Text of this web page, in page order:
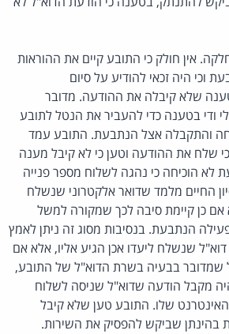
אין חולק כי התובע קיים את ההוראות
וכי היה זכאי להודיע על סיום
שלא קיבלה את ההודעה. מדובר
ודי בטענה כדי להעביר את הנטל לתובע
והתקבלה אצל הנתבעת. התובע עמד
שלח את ההודעה וטען כי לא קיבל מענה
לא הוכיחה כי נהגה לשלוח מספר פנייה
החיים מלמד שדואר אלקטרוני שנשלח
אם כן קיימת סיבה לכך שמקורה למשל
הנתבעת. בנסיבות מסוג זה ניתן לאמץ
שנשלח ליעדו אכן הגיע אליו, אלא אם
שמדובר בבעיה בשרת הדוא"ל של התובע,
מקבל הודעה שדוא"ל שניסה לשלוח
שלו. התובע טען שלא קיבל
בהינתן שביקש להפסיק את השירות.